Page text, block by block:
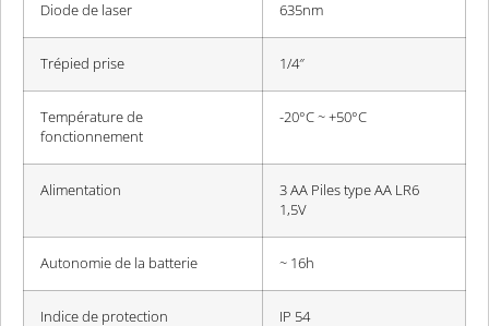
Diode de laser 635nm
Trépied prise 1/4″
Température de
fonctionnement
-20°C ~ +50°C
Alimentation
3 AA Piles type AA LR6
1,5V
Autonomie de la batterie ~ 16h
Indice de protection IP 54